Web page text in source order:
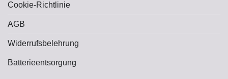
Cookie-Richtlinie
AGB
Widerrufsbelehrung
Batterieentsorgung